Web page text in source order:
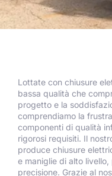
Lottate con chiusure
bassa qualità che
progetto e la
comprendiamo la
componenti di qualità
rigorosi requisiti. Il
produce chiusure
e maniglie di alto
precisione. Grazie al